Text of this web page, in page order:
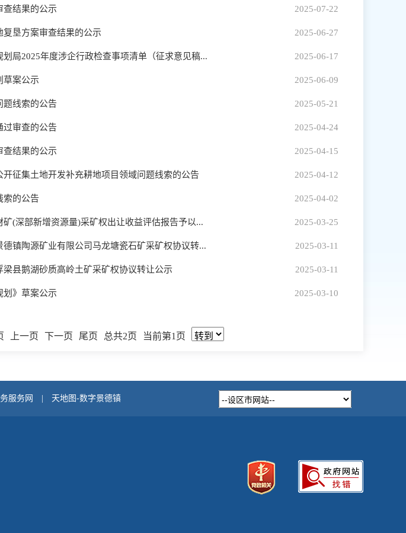
2025-07-22
查结果的公示
2025-06-27
垦方案审查结果的公示
2025-06-17
局2025年度涉企行政检查事项清单（征求意见稿...
2025-06-09
草案公示
2025-05-21
题线索的公告
2025-04-24
过审查的公告
2025-04-15
查结果的公示
2025-04-12
征集土地开发补充耕地项目领域问题线索的公告
2025-04-02
索的公告
2025-03-25
(深部新增资源量)采矿权出让收益评估报告予以...
2025-03-11
镇陶源矿业有限公司马龙塘瓷石矿采矿权协议转...
2025-03-11
县鹅湖砂质高岭土矿采矿权协议转让公示
2025-03-10
划》草案公示
上一页 下一页 尾页 总共2页 当前第1页
服务网 天地图-数字景德镇